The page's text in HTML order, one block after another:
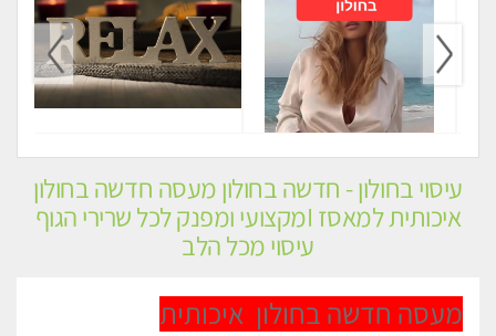
עיסוי בחולון - חדשה בחולון מעסה חדשה בחולון
איכותית למאסז Iמקצועי ומפנק לכל שרירי הגוף
עיסוי מכל הלב
מעסה חדשה בחולון איכותית